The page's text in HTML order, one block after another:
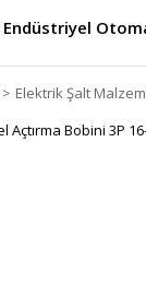
Endüstriyel
Elektrik Şalt